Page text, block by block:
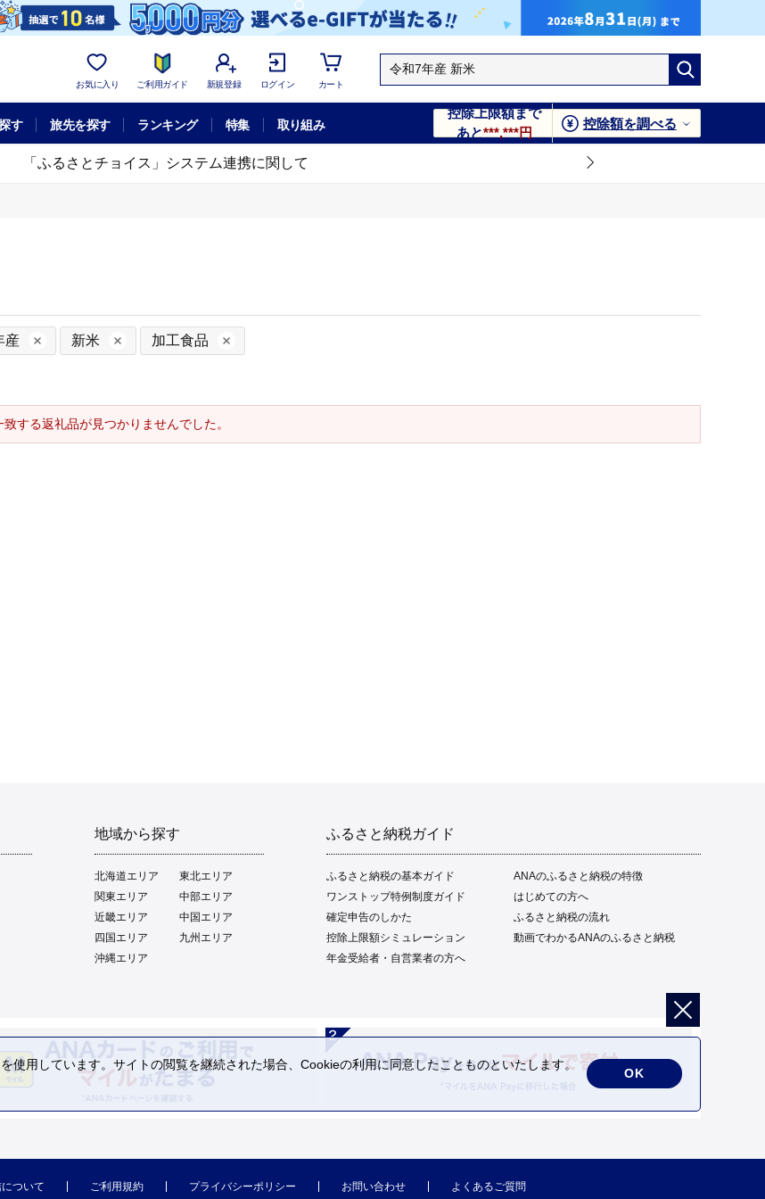
お気に入り ご利用ガイド 新規登録 ログイン カート
す 旅先を探す ランキング 特集 取り組み
控除上限額まで
あと***,***円
控除額を調べる
「ふるさとチョイス」システム連携に関して
産 新米 加工食品
する返礼品が見つかりませんでした。
地域から探す
北海道エリア
東北エリア
関東エリア
中部エリア
近畿エリア
中国エリア
四国エリア
九州エリア
沖縄エリア
ふるさと納税ガイド
ふるさと納税の基本ガイド
ANAのふるさと納税の特徴
ワンストップ特例制度ガイド
はじめての方へ
確定申告のしかた
ふるさと納税の流れ
控除上限額シミュレーション
動画でわかるANAのふるさと納税
年金受給者・自営業者の方へ
ついて ご利用規約 プライバシーポリシー お問い合わせ よくあるご質問
使用しています。サイトの閲覧を継続された場合、Cookieの利用に同意したことものといたします。
OK